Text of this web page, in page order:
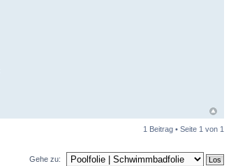
1 Beitrag • Seite 1 von 1
Gehe zu: